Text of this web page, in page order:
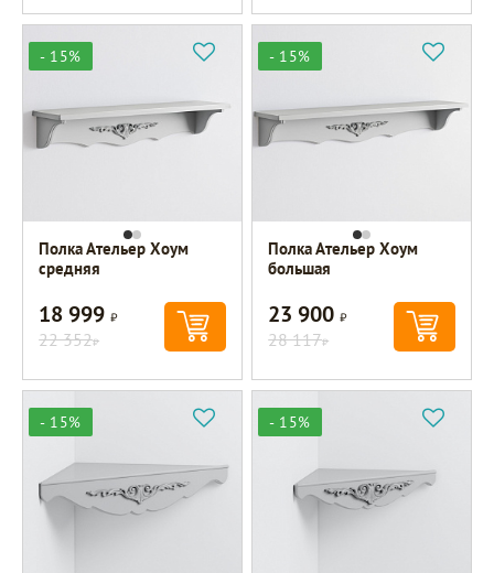
- 15%
Полка Ательер Хоум
средняя
18 999Р
22 352Р
- 15%
Полка Ательер Хоум
большая
23 900Р
28 117Р
- 15% - 15%